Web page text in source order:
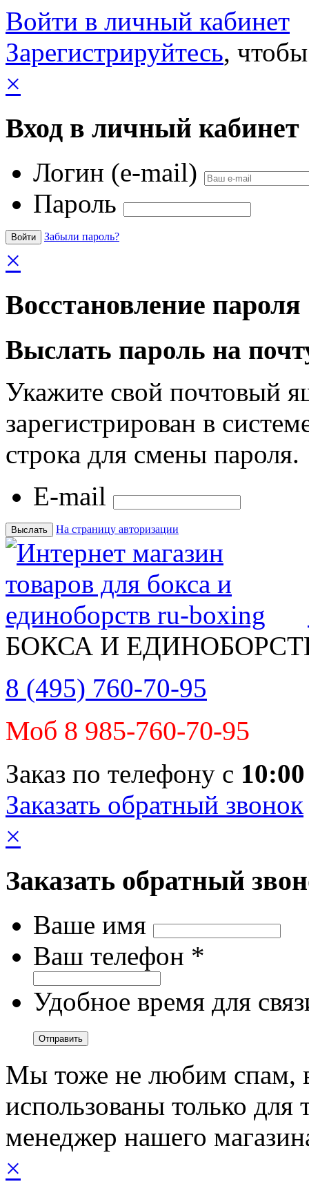
Войти в личный кабинет
Зарегистрируйтесь,
×
Вход в личный кабинет
Логин (e-mail)
Пароль
Забыли пароль?
×
Восстановление пароля
Выслать пароль на
Укажите свой почтовый
зарегистрирован в
строка для смены пароля.
E-mail
На страницу авторизации
БОКСА И
8 (495) 760-70-95
Моб 8 985-760-70-95
Заказ по телефону с 10:00
Заказать обратный звонок
×
Заказать обратный
Ваше имя
Ваш телефон *
Удобное время для
Мы тоже не любим спам,
использованы только для
менеджер нашего
×